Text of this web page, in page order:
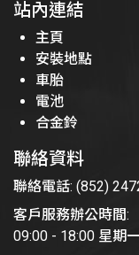
站內連結
主頁
安裝地點
車胎
電池
合金鈴
聯絡資料
聯絡電話: (852)
客戶服務辦公時間:
09:00 - 18:00 星期